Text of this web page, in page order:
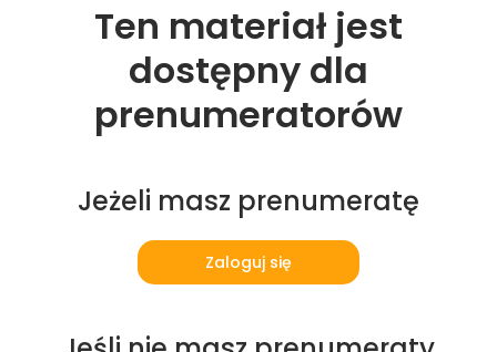
Ten materiał jest
dostępny dla
prenumeratorów
Jeżeli masz prenumeratę
Zaloguj się